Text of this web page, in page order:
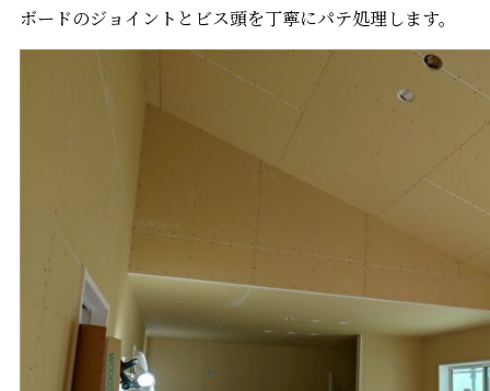
ボードのジョイントとビス頭を丁寧にパテ処理します。